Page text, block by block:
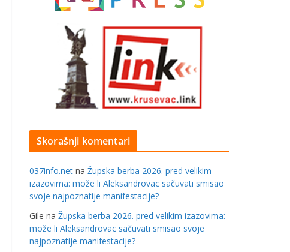
Skorašnji komentari
037info.net na Župska berba 2026. pred velikim
izazovima: može li Aleksandrovac sačuvati smisao
svoje najpoznatije manifestacije?
Gile na Župska berba 2026. pred velikim izazovima:
može li Aleksandrovac sačuvati smisao svoje
najpoznatije manifestacije?